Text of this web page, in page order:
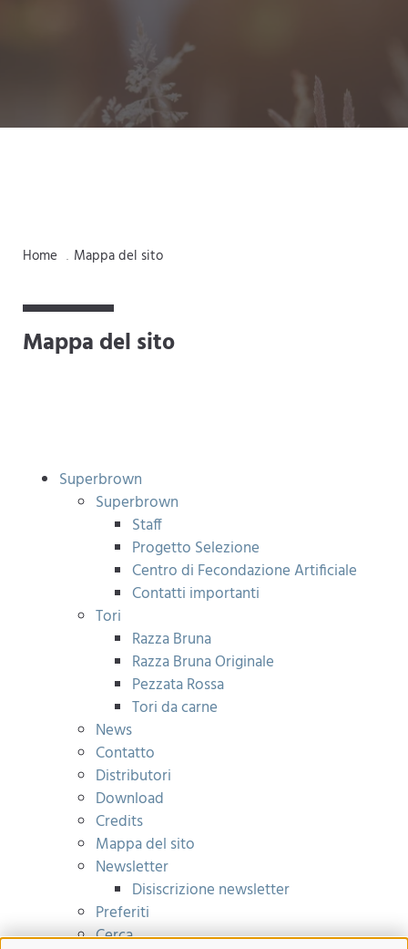
Home . Mappa del sito
Mappa del sito
Superbrown
Superbrown
Staff
Progetto Selezione
Centro di Fecondazione Artificiale
Contatti importanti
Tori
Razza Bruna
Razza Bruna Originale
Pezzata Rossa
Tori da carne
News
Contatto
Distributori
Download
Credits
Mappa del sito
Newsletter
Disiscrizione newsletter
Preferiti
Cerca